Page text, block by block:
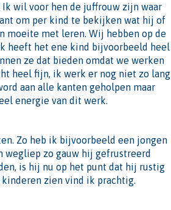
wil voor hen de juffrouw zijn waar
om per kind te bekijken wat hij of
moeite met leren. Wij hebben op de
heeft het ene kind bijvoorbeeld heel
ze dat bieden omdat we werken
heel fijn, ik werk er nog niet zo lang
aan alle kanten geholpen maar
energie van dit werk.
Zo heb ik bijvoorbeeld een jongen
wegliep zo gauw hij gefrustreerd
is hij nu op het punt dat hij rustig
zien vind ik prachtig.